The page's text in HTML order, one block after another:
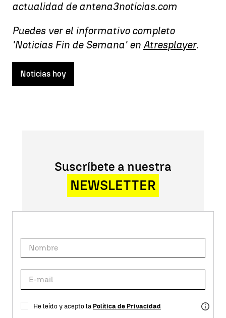
actualidad de antena3noticias.com
Puedes ver el informativo completo
'Noticias Fin de Semana' en Atresplayer.
Noticias hoy
Suscríbete a nuestra
NEWSLETTER
He leído y acepto la Política de Privacidad